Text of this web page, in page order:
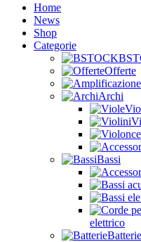
Home
News
Shop
Categorie
Offerte
Archi
Bassi
elettrico
Batterie